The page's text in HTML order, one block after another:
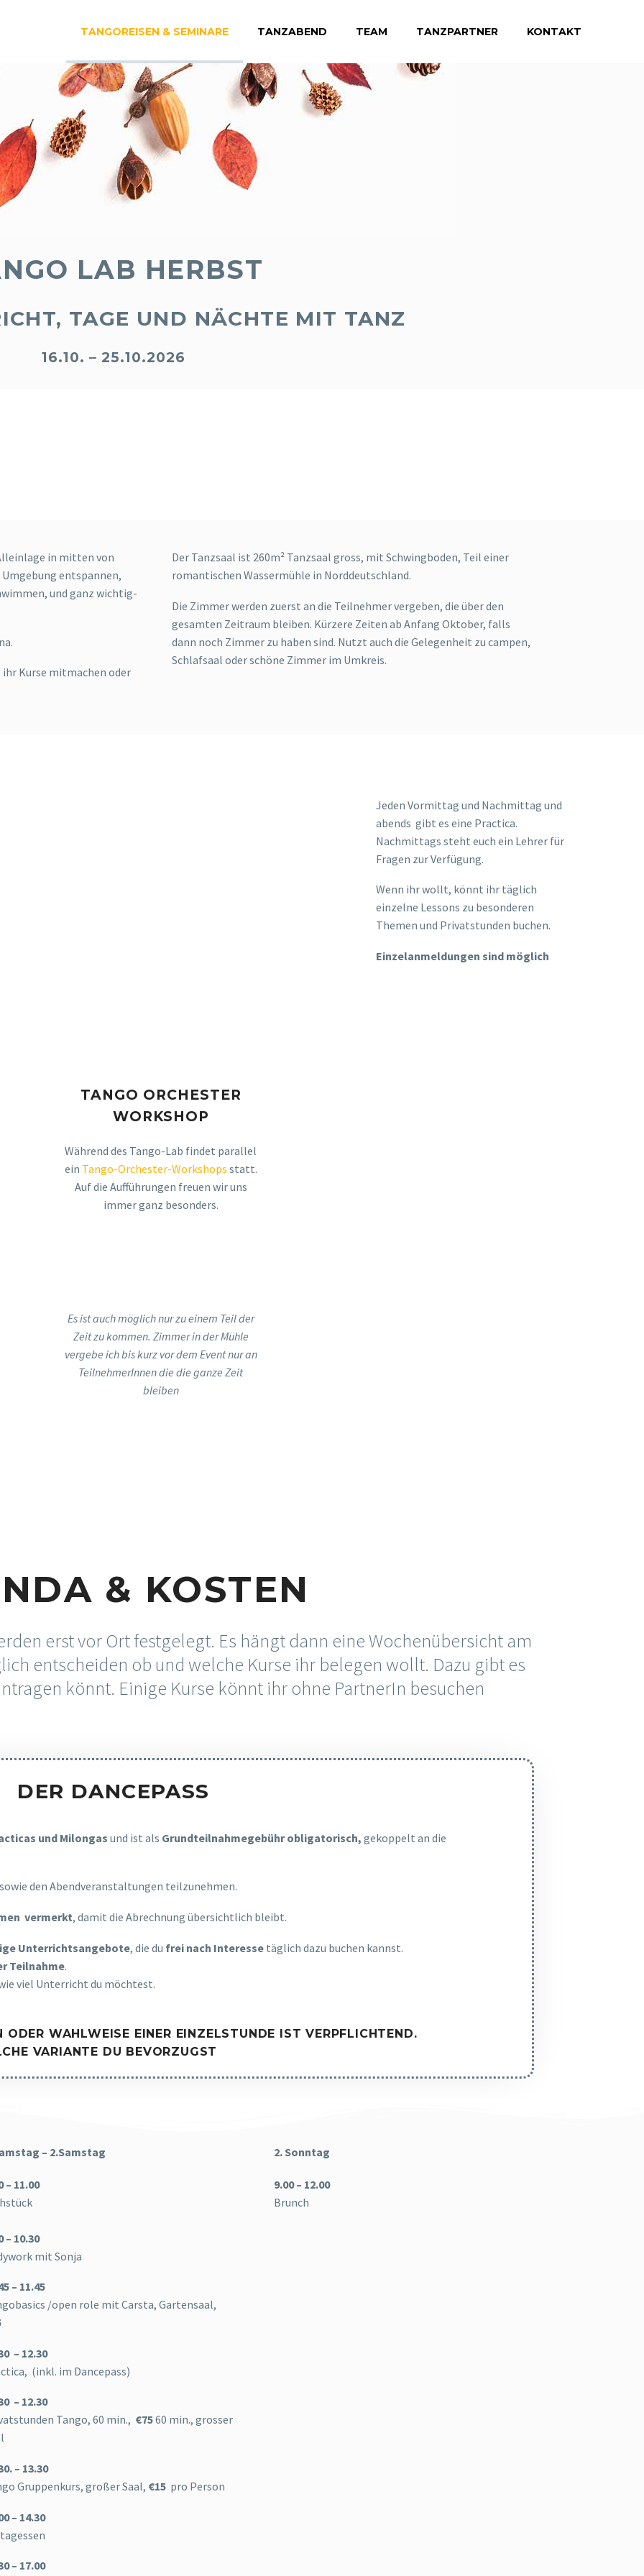
TANGOREISEN & SEMINARE TANZABEND TEAM TANZPARTNER KONTAKT
LAB HERBST
TAGE UND NÄCHTE MIT TANZ
16.10. – 25.10.2026
in mitten von
entspannen,
und ganz wichtig-
Kurse mitmachen oder
Der Tanzsaal ist 260m² Tanzsaal gross, mit Schwingboden, Teil einer
romantischen Wassermühle in Norddeutschland.
Die Zimmer werden zuerst an die Teilnehmer vergeben, die über den
gesamten Zeitraum bleiben. Kürzere Zeiten ab Anfang Oktober, falls
dann noch Zimmer zu haben sind. Nutzt auch die Gelegenheit zu campen,
Schlafsaal oder schöne Zimmer im Umkreis.
Jeden Vormittag und Nachmittag und
abends gibt es eine Practica.
Nachmittags steht euch ein Lehrer für
Fragen zur Verfügung.
Wenn ihr wollt, könnt ihr täglich
einzelne Lessons zu besonderen
Themen und Privatstunden buchen.
Einzelanmeldungen sind möglich
TANGO ORCHESTER
WORKSHOP
Während des Tango-Lab findet parallel
ein Tango-Orchester-Workshops statt.
Auf die Aufführungen freuen wir uns
immer ganz besonders.
Es ist auch möglich nur zu einem Teil der
Zeit zu kommen. Zimmer in der Mühle
vergebe ich bis kurz vor dem Event nur an
TeilnehmerInnen die die ganze Zeit
bleiben
& KOSTEN
erst vor Ort festgelegt. Es hängt dann eine Wochenübersicht am
entscheiden ob und welche Kurse ihr belegen wollt. Dazu gibt es
könnt. Einige Kurse könnt ihr ohne PartnerIn besuchen
DER DANCEPASS
und Milongas und ist als Grundteilnahmegebühr obligatorisch, gekoppelt an die
den Abendveranstaltungen teilzunehmen.
vermerkt, damit die Abrechnung übersichtlich bleibt.
Unterrichtsangebote, die du frei nach Interesse täglich dazu buchen kannst.
Teilnahme.
viel Unterricht du möchtest.
WAHLWEISE EINER EINZELSTUNDE ISTVERPFLICHTEND.
VARIANTE DU BEVORZUGST
– 2.Samstag
– 11.00
– 10.30
mit Sonja
– 11.45
/open role mit Carsta, Gartensaal,
– 12.30
(inkl. im Dancepass)
– 12.30
Tango, 60 min., €7560 min., grosser
– 13.30
Gruppenkurs, großer Saal, €15 pro Person
– 14.30
– 17.00
2. Sonntag
9.00 – 12.00
Brunch